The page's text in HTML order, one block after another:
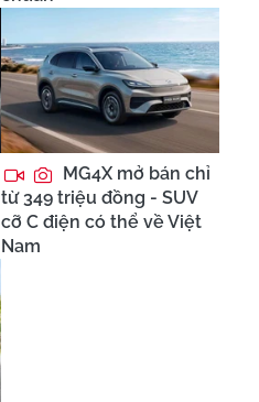
MG4X mở bán chỉ
từ 349 triệu đồng - SUV
cỡ C điện có thể về Việt
Nam